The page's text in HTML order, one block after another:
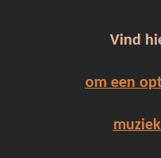
Vind
om een